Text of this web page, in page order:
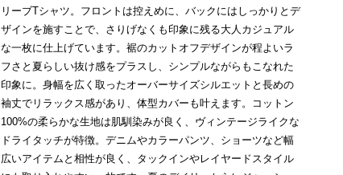
リーブTシャツ。フロントは控えめに、バックにはしっかりとデ
ザインを施すことで、さりげなくも印象に残る大人カジュアル
な一枚に仕上げています。裾のカットオフデザインが程よいラ
フさと夏らしい抜け感をプラスし、シンプルながらもこなれた
印象に。身幅を広く取ったオーバーサイズシルエットと長めの
袖丈でリラックス感があり、体型カバーも叶えます。コットン
100%の柔らかな生地は肌馴染みが良く、ヴィンテージライクな
ドライタッチが特徴。デニムやカラーパンツ、ショーツなど幅
広いアイテムと相性が良く、タックインやレイヤードスタイル